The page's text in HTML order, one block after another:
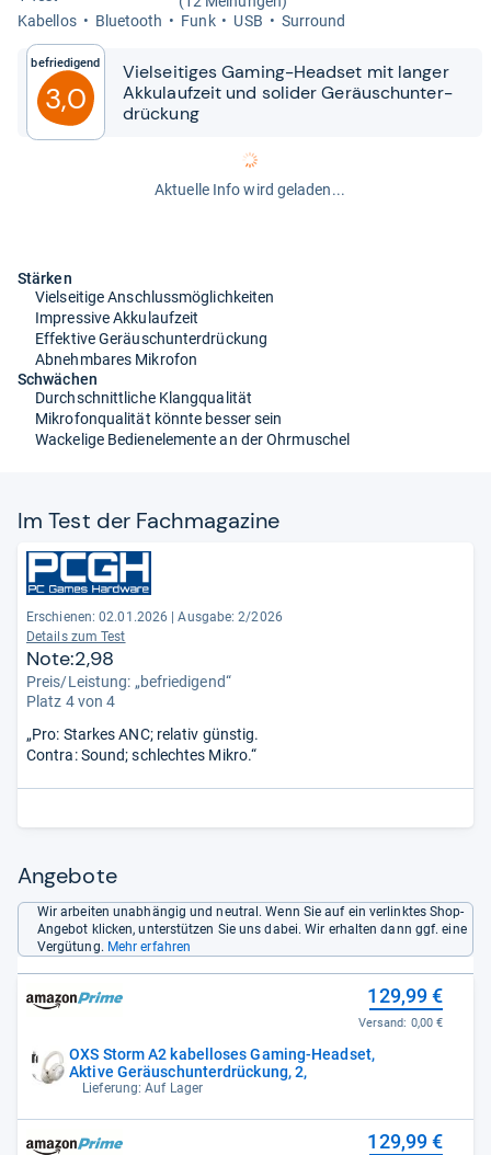
Kabel­los
Blue­tooth Funk USB Sur­round
Befriedigend
3,0
Viel­sei­ti­ges Gaming-​​Head­set mit lan­ger
Akku­lauf­zeit und soli­der Geräusch­un­ter­
drückung
Aktuelle Info wird geladen...
Stärken
Vielseitige Anschlussmöglichkeiten
Impressive Akkulaufzeit
Effektive Geräuschunterdrückung
Abnehmbares Mikrofon
Schwächen
Durchschnittliche Klangqualität
Mikrofonqualität könnte besser sein
Wackelige Bedienelemente an der Ohrmuschel
Im Test der Fach­ma­ga­zine
Erschienen: 02.01.2026
Ausgabe: 2/2026
Details zum Test
Note:2,98
Preis/Leistung: „befriedigend“
Platz 4 von 4
„Pro: Starkes ANC; relativ günstig.
Contra: Sound; schlechtes Mikro.“
Angebote
Wir arbeiten unabhängig und neutral. Wenn Sie auf ein verlinktes Shop-
Angebot klicken, unterstützen Sie uns dabei. Wir erhalten dann ggf. eine
Vergütung. Mehr erfahren
OXS Storm A2 kabelloses Gaming-Headset,
Aktive Geräuschunterdrückung, 2,
Lieferung: Auf Lager
129,99 €
Versand: 0,00 €
129,99 €